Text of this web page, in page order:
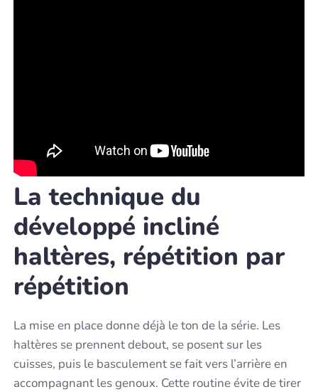
La technique du
développé incliné
haltères, répétition par
répétition
La mise en place donne déjà le ton de la série. Les
haltères se prennent debout, se posent sur les
cuisses, puis le basculement se fait vers l’arrière en
accompagnant les genoux. Cette routine évite de tirer